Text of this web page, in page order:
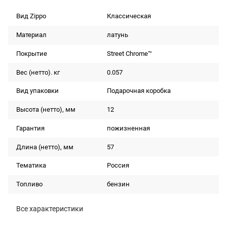
Вид Zippo Классическая
Материал латунь
Покрытие Street Chrome™
Вес (нетто). кг 0.057
Вид упаковки Подарочная коробка
Высота (нетто), мм 12
Гарантия пожизненная
Длина (нетто), мм 57
Тематика Россия
Топливо бензин
Все характеристики